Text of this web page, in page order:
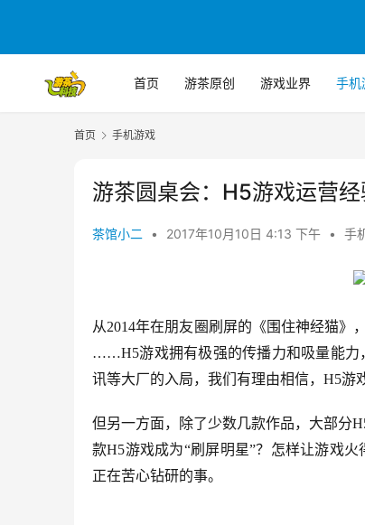
首页 游茶原创 游戏业界 手机
首页 手机游戏
游茶圆桌会：H5游戏运营
茶馆小二 • 2017年10月10日 4:13 下午 • 手
从2014年在朋友圈刷屏的《围住神经猫》
……H5游戏拥有极强的传播力和吸量能力
讯等大厂的入局，我们有理由相信，H5游
但另一方面，除了少数几款作品，大部分
款H5游戏成为“刷屏明星”？怎样让游戏
正在苦心钻研的事。